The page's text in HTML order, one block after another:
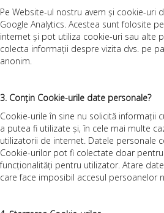
Pe Website-ul nostru avem și cookie-uri
Google Analytics. Acestea sunt folosite
internet și pot utiliza cookie-uri sau alte
colecta informații despre vizita dvs. pe
anonim.
3. Conțin Cookie-urile date personale?
Cookie-urile în sine nu solicită informații
a putea fi utilizate și, în cele mai multe
utilizatorii de internet. Datele personale
Cookie-urilor pot fi colectate doar
funcționalități pentru utilizator. Atare
care face imposibil accesul persoanelor